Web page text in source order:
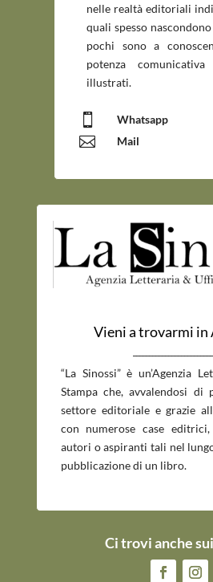
nelle realtà editoriali
quali spesso
pochi sono a
potenza
illustrati.
 Whatsapp
 Mail
Vieni a trovarmi in
“La Sinossi” è un’Agenzia
Stampa che, avvalendosi di
settore editoriale e grazie
con numerose case editrici,
autori o aspiranti tali nel
pubblicazione di un libro.
Ci trovi anche